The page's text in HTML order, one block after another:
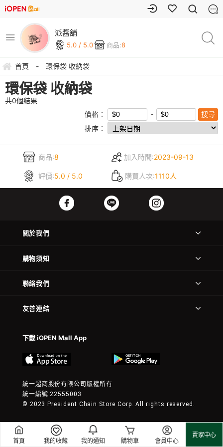
首頁 我的收藏 我的通知 購物車 會員中心
賣家中心
派醬舖
5.0 / 5.0 商品:8
首頁 - 環保袋 收納袋
環保袋 收納袋
共0個結果
價格：
排序：
商品:8 加入時間:2023-09-13
評價:5.0 / 5.0 購買人次:1110人
關於我們
購物須知
聯絡我們
友善連結
下載 iOPEN Mall App
統一超商股份有限公司版權所有
統一編號:22555003
© 2023 President Chain Store Corp. All rights reserved.